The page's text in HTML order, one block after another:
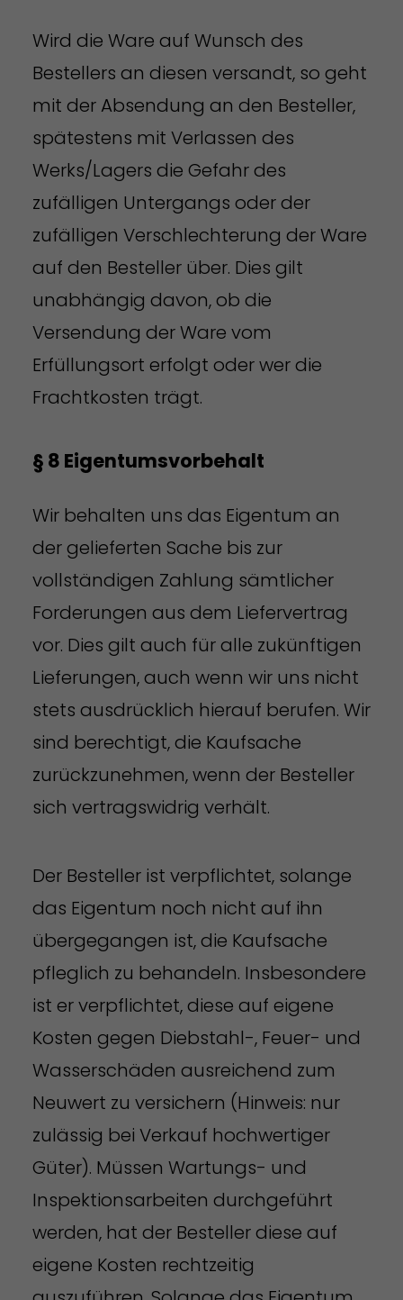
Wird die Ware auf Wunsch des
Bestellers an diesen versandt, so geht
mit der Absendung an den Besteller,
spätestens mit Verlassen des
Werks/Lagers die Gefahr des
zufälligen Untergangs oder der
zufälligen Verschlechterung der Ware
auf den Besteller über. Dies gilt
unabhängig davon, ob die
Versendung der Ware vom
Erfüllungsort erfolgt oder wer die
Frachtkosten trägt.
§ 8 Eigentumsvorbehalt
Wir behalten uns das Eigentum an
der gelieferten Sache bis zur
vollständigen Zahlung sämtlicher
Forderungen aus dem Liefervertrag
vor. Dies gilt auch für alle zukünftigen
Lieferungen, auch wenn wir uns nicht
stets ausdrücklich hierauf berufen. Wir
sind berechtigt, die Kaufsache
zurückzunehmen, wenn der Besteller
sich vertragswidrig verhält.
Der Besteller ist verpflichtet, solange
das Eigentum noch nicht auf ihn
übergegangen ist, die Kaufsache
pfleglich zu behandeln. Insbesondere
ist er verpflichtet, diese auf eigene
Kosten gegen Diebstahl-, Feuer- und
Wasserschäden ausreichend zum
Neuwert zu versichern (Hinweis: nur
zulässig bei Verkauf hochwertiger
Güter). Müssen Wartungs- und
Inspektionsarbeiten durchgeführt
werden, hat der Besteller diese auf
eigene Kosten rechtzeitig